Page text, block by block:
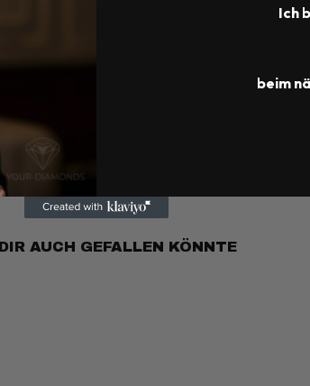
für den Alltag.
AUCH GEFALLEN KÖNNTE
Ich
beim